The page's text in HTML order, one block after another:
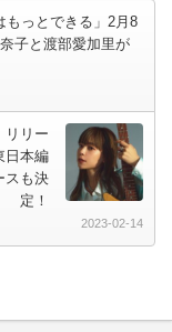
もっとできる」2月8
子と渡部愛加里が
リリー
日本編
スも決
定！
2023-02-14